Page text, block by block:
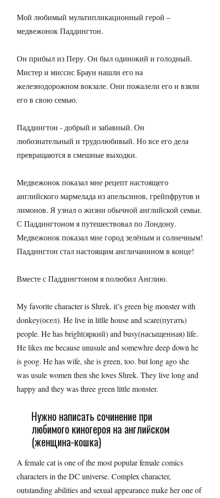
Мой любимый мультипликационный герой –
медвежонок Паддингтон.
Он прибыл из Перу. Он был одинокий и голодный.
Мистер и миссис Браун нашли его на
железнодорожном вокзале. Они пожалели его и взяли
его в свою семью.
Паддингтон - добрый и забавный. Он
любознательный и трудолюбивый. Но все его дела
превращаются в смешные выходки.
Медвежонок показал мне рецепт настоящего
английского мармелада из апельсинов, грейпфрутов и
лимонов. Я узнал о жизни обычной английской семьи.
С Паддингтоном я путешествовал по Лондону.
Медвежонок показал мне город зелёным и солнечным!
Паддингтон стал настоящим англичанином в конце!
Вместе с Паддингтоном я полюбил Англию.
My favorite character is Shrek. it’s green big monster with
donkey(осел). He live in litlle house and scare(пугать)
people. He has bright(яркий) and busy(насыщенная) life.
He likes me because unusule and somewhre deep down he
is goog. He has wife, she is green, too. but long ago she
was usule women then she loves Shrek. They live long and
happy and they was three green little monster.
Нужно написать сочинение при
любимого киногероя на английском
(женщина-кошка)
A female cat is one of the most popular female comics
characters in the DC universe. Complex character,
outstanding abilities and sexual appearance make her one of